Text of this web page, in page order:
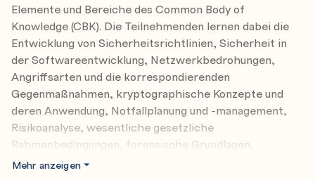
Elemente und Bereiche des Common Body of
Knowledge (CBK). Die Teilnehmenden lernen dabei die
Entwicklung von Sicherheitsrichtlinien, Sicherheit in
der Softwareentwicklung, Netzwerkbedrohungen,
Angriffsarten und die korrespondierenden
Gegenmaßnahmen, kryptographische Konzepte und
deren Anwendung, Notfallplanung und -management,
Risikoanalyse, wesentliche gesetzliche
Rahmenbedingungen, forensische Grundlagen,
Ermittlungsverfahren, physische Sicherheit und vieles
Mehr anzeigen